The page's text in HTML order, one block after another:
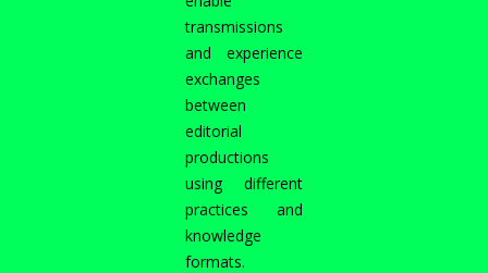
transmissions
and experience
exchanges
between
editorial
productions
using different
practices and
knowledge
formats.